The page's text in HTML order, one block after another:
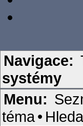
Navigace:
systémy
Menu:
téma•